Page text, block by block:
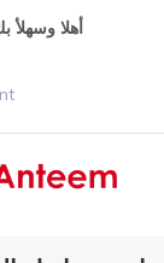
أهلا وسهلأ